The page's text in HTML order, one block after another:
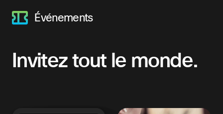
Événements
Invitez tout le monde.